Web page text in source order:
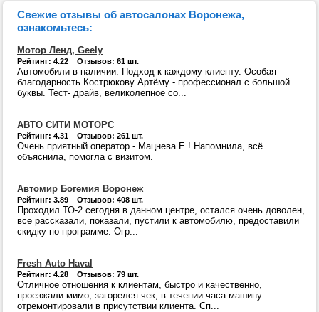
Свежие отзывы об автосалонах Воронежа,
ознакомьтесь:
Мотор Ленд, Geely
Рейтинг: 4.22 Отзывов: 61 шт.
Автомобили в наличии. Подход к каждому клиенту. Особая
благодарность Кострюкову Артёму - профессионал с большой
буквы. Тест- драйв, великолепное со...
АВТО СИТИ МОТОРС
Рейтинг: 4.31 Отзывов: 261 шт.
Очень приятный оператор - Мацнева Е.! Напомнила, всё
объяснила, помогла с визитом.
Автомир Богемия Воронеж
Рейтинг: 3.89 Отзывов: 408 шт.
Проходил ТО-2 сегодня в данном центре, остался очень доволен,
все рассказали, показали, пустили к автомобилю, предоставили
скидку по программе. Огр...
Fresh Auto Haval
Рейтинг: 4.28 Отзывов: 79 шт.
Отличное отношения к клиентам, быстро и качественно,
проезжали мимо, загорелся чек, в течении часа машину
отремонтировали в присутствии клиента. Сп...